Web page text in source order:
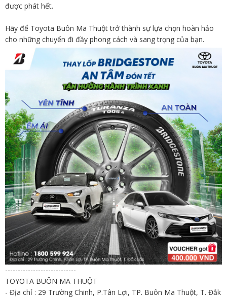
được phát hết.
Hãy để Toyota Buôn Ma Thuột trở thành sự lựa chọn hoàn hảo
cho những chuyến đi đầy phong cách và sang trọng của bạn.
----------------------------
TOYOTA BUÔN MA THUỘT
- Địa chỉ : 29 Trường Chinh, P.Tân Lợi, TP. Buôn Ma Thuột, T. Đắk